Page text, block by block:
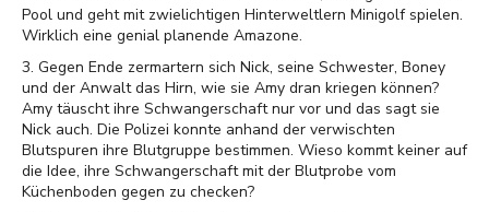
Pool und geht mit zwielichtigen Hinterweltlern Minigolf spielen.
Wirklich eine genial planende Amazone.
3. Gegen Ende zermartern sich Nick, seine Schwester, Boney
und der Anwalt das Hirn, wie sie Amy dran kriegen können?
Amy täuscht ihre Schwangerschaft nur vor und das sagt sie
Nick auch. Die Polizei konnte anhand der verwischten
Blutspuren ihre Blutgruppe bestimmen. Wieso kommt keiner auf
die Idee, ihre Schwangerschaft mit der Blutprobe vom
Küchenboden gegen zu checken?